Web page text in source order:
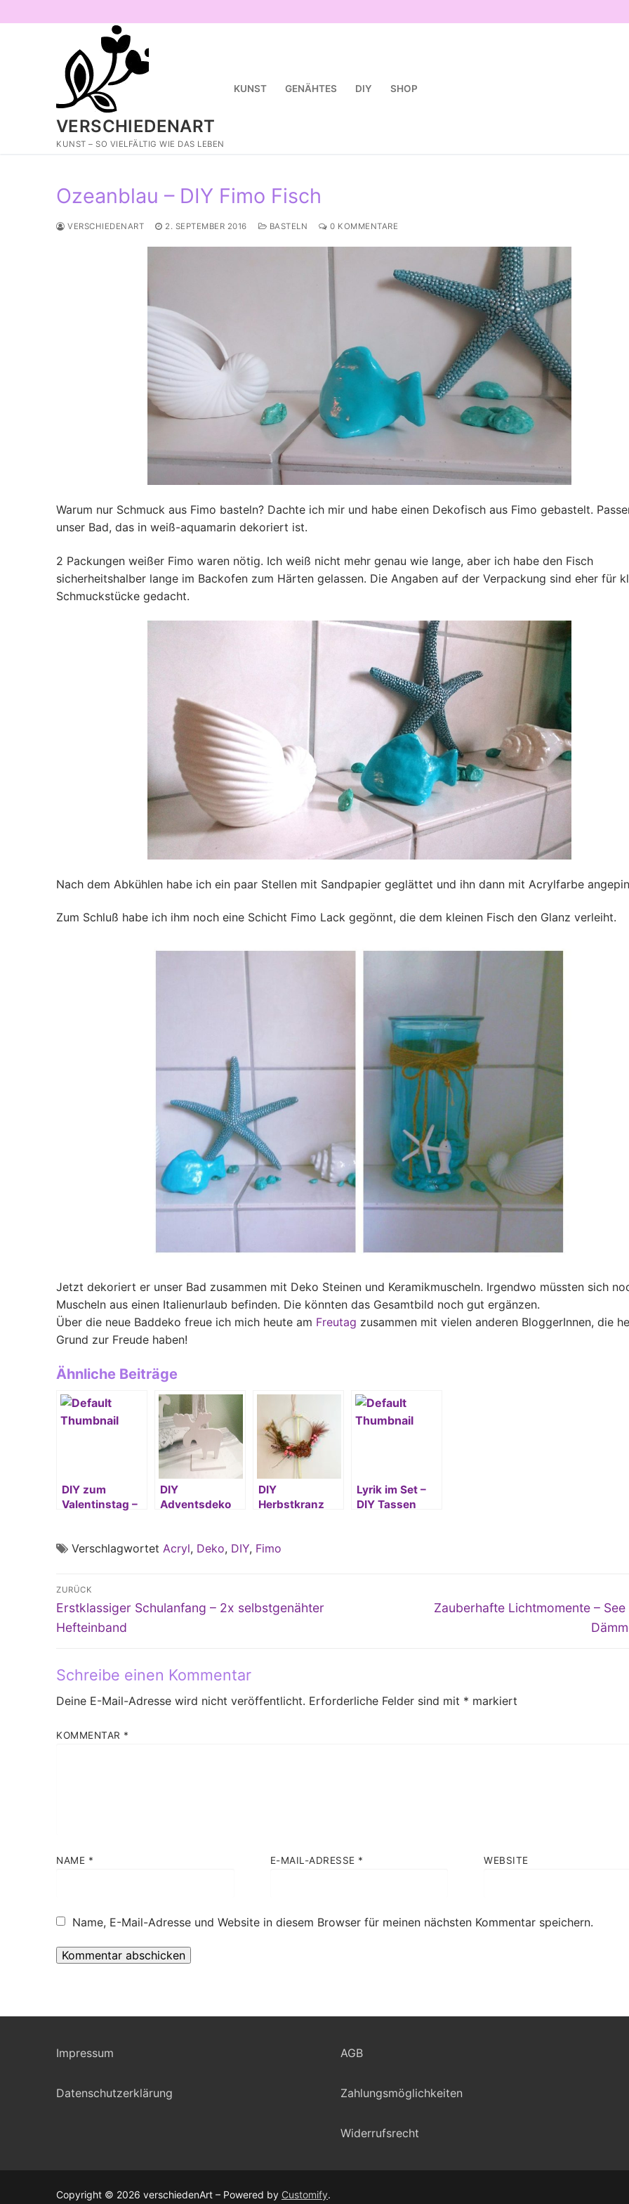
Inhalt
VERSCHIEDENART
KUNST – SO VIELFÄLTIG WIE DAS LEBEN
KUNST GENÄHTES DIY SHOP
Ozeanblau – DIY Fimo Fisch
VERSCHIEDENART 2. SEPTEMBER 2016 BASTELN 0 KOMMENTARE
Warum nur Schmuck aus Fimo basteln? Dachte ich mir und habe einen Dekofisch aus Fimo gebastelt.
unser Bad, das in weiß-aquamarin dekoriert ist.
2 Packungen weißer Fimo waren nötig. Ich weiß nicht mehr genau wie lange, aber ich habe den Fisch
sicherheitshalber lange im Backofen zum Härten gelassen. Die Angaben auf der Verpackung sind eher für
Schmuckstücke gedacht.
Nach dem Abkühlen habe ich ein paar Stellen mit Sandpapier geglättet und ihn dann mit Acrylfarbe
Zum Schluß habe ich ihm noch eine Schicht Fimo Lack gegönnt, die dem kleinen Fisch den Glanz verleiht.
Jetzt dekoriert er unser Bad zusammen mit Deko Steinen und Keramikmuscheln. Irgendwo müssten sich
Muscheln aus einen Italienurlaub befinden. Die könnten das Gesamtbild noch gut ergänzen.
Über die neue Baddeko freue ich mich heute am Freutag zusammen mit vielen anderen BloggerInnen, die
Grund zur Freude haben!
Ähnliche Beiträge
DIY zum
Valentinstag –
bestempelt
DIY
Adventsdeko
Vorlage
DIY
Herbstkranz
Lyrik im Set –
DIY Tassen
Verschlagwortet Acryl, Deko, DIY, Fimo
Beitragsnavigation
ZURÜCK
Vorheriger
Beitrag:
Erstklassiger Schulanfang – 2x selbstgenähter
Hefteinband
Nächster
Zauberhafte Lichtmomente –
Schreibe einen Kommentar
Deine E-Mail-Adresse wird nicht veröffentlicht. Erforderliche Felder sind mit * markiert
KOMMENTAR *
NAME * E-MAIL-ADRESSE * WEBSITE
Name, E-Mail-Adresse und Website in diesem Browser für meinen nächsten Kommentar speichern.
Impressum
Datenschutzerklärung
AGB
Zahlungsmöglichkeiten
Widerrufsrecht
Copyright © 2026 verschiedenArt – Powered by Customify.